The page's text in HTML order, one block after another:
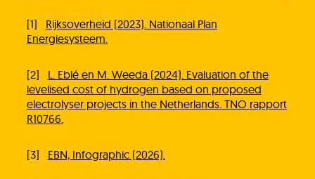
[1] Rijksoverheid (2023). Nationaal Plan
Energiesysteem.
[2] L. Eblé en M. Weeda (2024). Evaluation of the
levelised cost of hydrogen based on proposed
electrolyser projects in the Netherlands. TNO rapport
R10766.
[3] EBN, Infographic (2026).